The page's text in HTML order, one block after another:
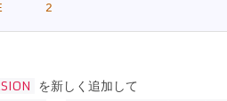
2
を新しく追加して